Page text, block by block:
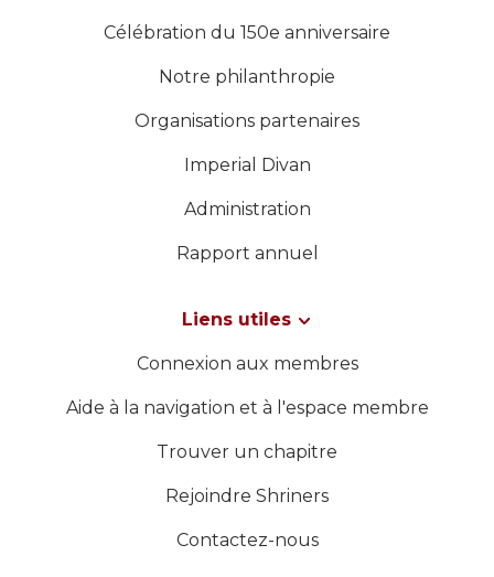
Célébration du 150e anniversaire
Notre philanthropie
Organisations partenaires
Imperial Divan
Administration
Rapport annuel
Liens utiles
Connexion aux membres
Aide à la navigation et à l'espace membre
Trouver un chapitre
Rejoindre Shriners
Contactez-nous